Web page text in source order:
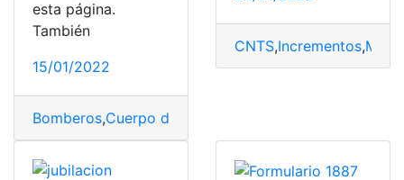
esta página.
También
15/01/2022
Bomberos,Cuerpo de Bomberos de Ecuador
CNTS,Incrementos,